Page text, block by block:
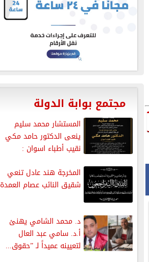
مجتمع بوابة الدولة
المستشار محمد سليم
ينعى الدكتور حامد مكي
نقيب أطباء اسوان :
المخرجة هند عادل تنعي
شقيق النائب عصام العمدة
​د. محمد الشامي يهنئ
أ.د. سامي عبد العال
لتعيينه عميداً لـ ”حقوق...